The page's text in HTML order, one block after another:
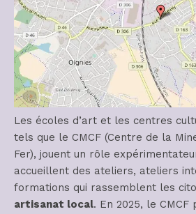
Les écoles d’art et les centres
tels que le CMCF (Centre de la
Fer), jouent un rôle
accueillent des ateliers, ateliers
formations qui rassemblent les
artisanat local. En 2025, le CMCF